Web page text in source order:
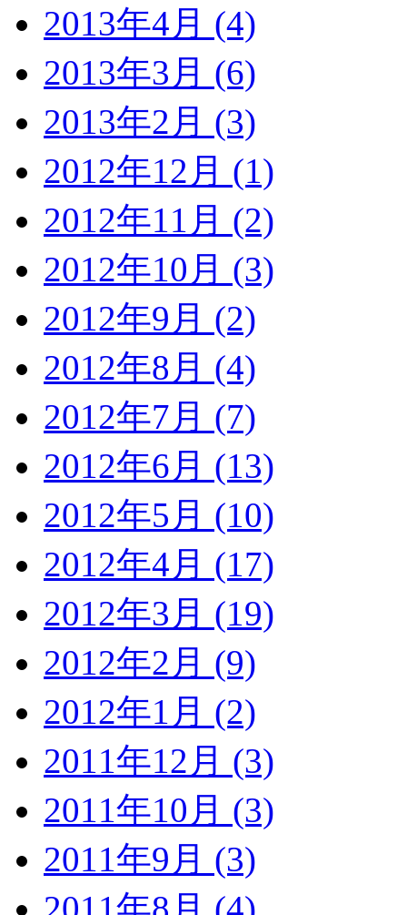
2013年4月 (4)
2013年3月 (6)
2013年2月 (3)
2012年12月 (1)
2012年11月 (2)
2012年10月 (3)
2012年9月 (2)
2012年8月 (4)
2012年7月 (7)
2012年6月 (13)
2012年5月 (10)
2012年4月 (17)
2012年3月 (19)
2012年2月 (9)
2012年1月 (2)
2011年12月 (3)
2011年10月 (3)
2011年9月 (3)